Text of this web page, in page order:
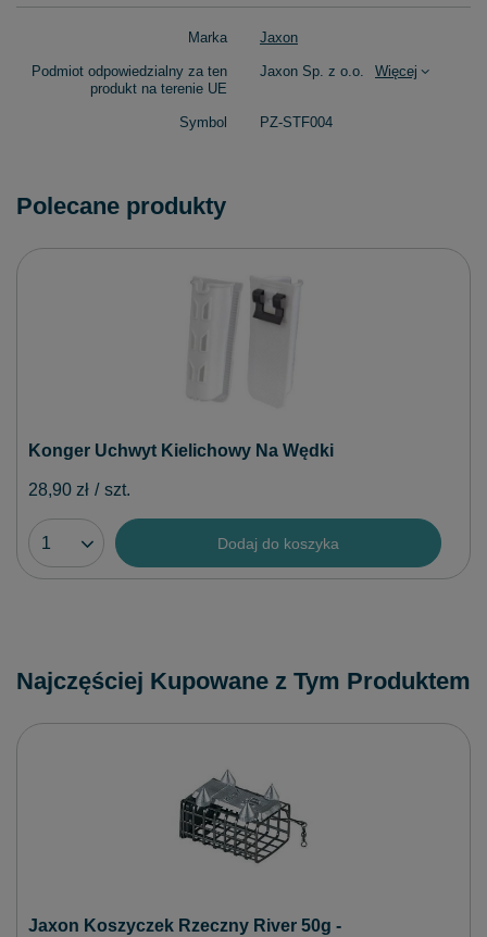
Marka Jaxon
Podmiot odpowiedzialny za ten
produkt na terenie UE
Jaxon Sp. z o.o. Więcej
Symbol PZ-STF004
Polecane produkty
Konger Uchwyt Kielichowy Na Wędki
28,90 zł / szt.
Dodaj do koszyka
Najczęściej Kupowane z Tym Produktem
Jaxon Koszyczek Rzeczny River 50g -